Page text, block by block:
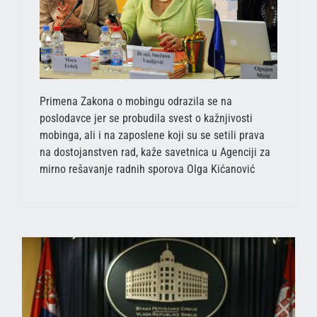
Primena Zakona o mobingu odrazila se na
poslodavce jer se probudila svest o kažnjivosti
mobinga, ali i na zaposlene koji su se setili prava
na dostojanstven rad, kaže savetnica u Agenciji za
mirno rešavanje radnih sporova Olga Kićanović